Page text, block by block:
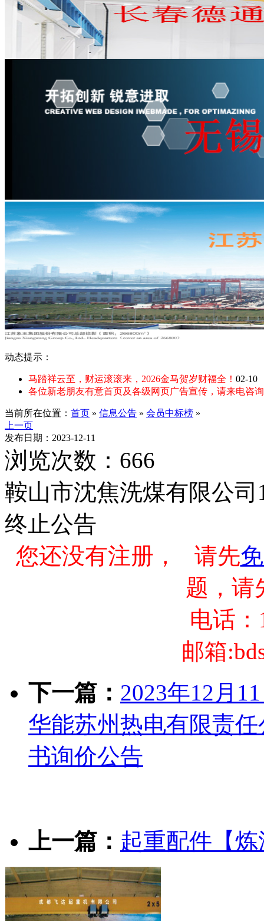
动态提示：
马踏祥云至，财运滚滚来，2026金马贺岁财福全！ 02-10
各位新老朋友有意首页及各级网页广告宣传，请来电咨询
当前所在位置： 首页 » 信息公告 » 会员中标榜 »
上一页
发布日期：2023-12-11
浏览次数：666
鞍山市沈焦洗煤有限公
终止公告
您还没有注册， 请先
题，请
电话：
邮箱
下一篇： 2023年12月
华能苏州热电有限责
书询价公告
上一篇： 起重配件【